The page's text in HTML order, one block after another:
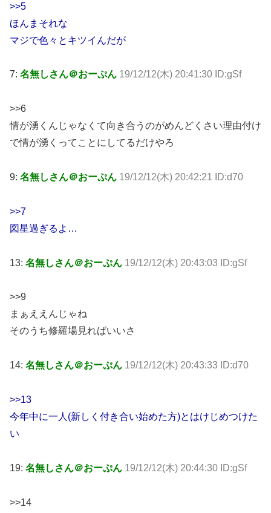
>>5
ほんまそれな
マジで色々とキツイんだが
7: 名無しさん＠おーぷん 19/12/12(木) 20:41:30 ID:gSf
>>6
情が湧くんじゃなくて向き合うのがめんどくさい理由付け
で情が湧くってことにしてるだけやろ
9: 名無しさん＠おーぷん 19/12/12(木) 20:42:21 ID:d70
>>7
図星過ぎるよ…
13: 名無しさん＠おーぷん 19/12/12(木) 20:43:03 ID:gSf
>>9
まぁええんじゃね
そのうち修羅場見ればいいさ
14: 名無しさん＠おーぷん 19/12/12(木) 20:43:33 ID:d70
>>13
今年中に一人(新しく付き合い始めた方)とはけじめつけた
い
19: 名無しさん＠おーぷん 19/12/12(木) 20:44:30 ID:gSf
>>14